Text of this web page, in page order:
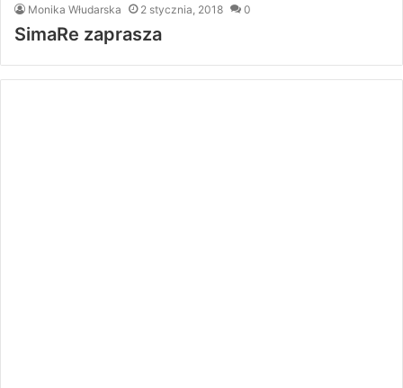
Monika Włudarska 2 stycznia, 2018 0
SimaRe zaprasza